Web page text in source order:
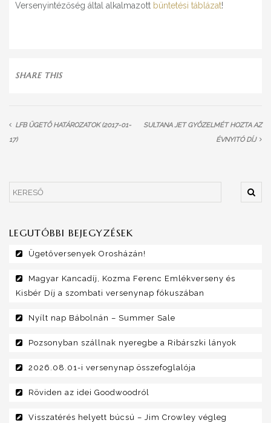
Versenyintézőség által alkalmazott büntetési táblázat!
SHARE THIS
LFB ÜGETŐ HATÁROZATOK (2017-01-
17)
SULTANA JET GYŐZELMÉT HOZTA AZ
ÉVNYITÓ DÍJ
LEGUTÓBBI BEJEGYZÉSEK
Ügetőversenyek Orosházán!
Magyar Kancadíj, Kozma Ferenc Emlékverseny és
Kisbér Díj a szombati versenynap fókuszában
Nyílt nap Bábolnán – Summer Sale
Pozsonyban szállnak nyeregbe a Ribárszki lányok
2026.08.01-i versenynap összefoglalója
Röviden az idei Goodwoodról
Visszatérés helyett búcsú – Jim Crowley végleg